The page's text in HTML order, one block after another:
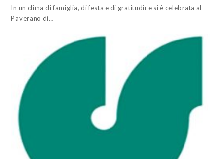
In un clima di famiglia, di festa e di gratitudine si è celebrata al
Paverano di…